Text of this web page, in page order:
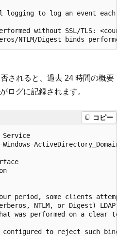
logging to log an event
without SSL/TLS:
されると、過去 24 時間の概要
ログに記録されます。
コピー
period, some clients
NTLM, or Digest)
was performed on a clear
to reject such